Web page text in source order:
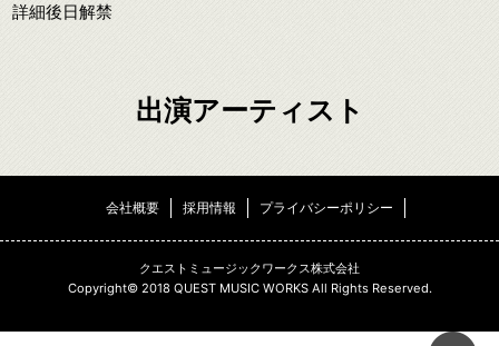
詳細後日解禁
出演アーティスト
会社概要 採用情報 プライバシーポリシー
クエストミュージックワークス株式会社
Copyright© 2018 QUEST MUSIC WORKS All Rights Reserved.